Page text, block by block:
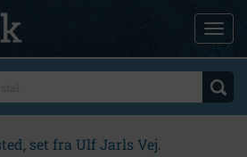
set fra Ulf Jarls Vej.